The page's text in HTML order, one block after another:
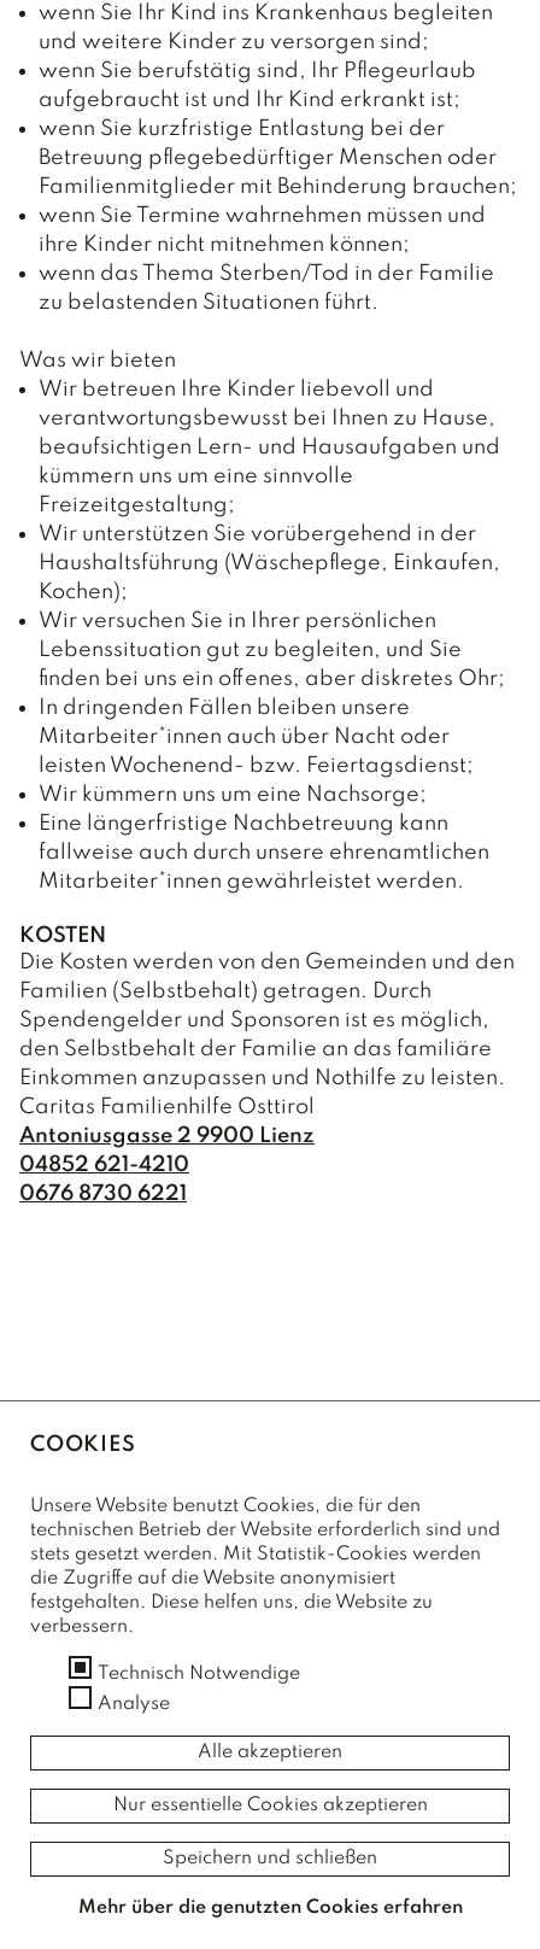
wenn Sie Ihr Kind ins Krankenhaus begleiten
und weitere Kinder zu versorgen sind;
wenn Sie berufstätig sind, Ihr Pflegeurlaub
aufgebraucht ist und Ihr Kind erkrankt ist;
wenn Sie kurzfristige Entlastung bei der
Betreuung pflegebedürftiger Menschen oder
Familienmitglieder mit Behinderung brauchen;
wenn Sie Termine wahrnehmen müssen und
ihre Kinder nicht mitnehmen können;
wenn das Thema Sterben/Tod in der Familie
zu belastenden Situationen führt.
Was wir bieten
Wir betreuen Ihre Kinder liebevoll und
verantwortungsbewusst bei Ihnen zu Hause,
beaufsichtigen Lern- und Hausaufgaben und
kümmern uns um eine sinnvolle
Freizeitgestaltung;
Wir unterstützen Sie vorübergehend in der
Haushaltsführung (Wäschepflege, Einkaufen,
Kochen);
Wir versuchen Sie in Ihrer persönlichen
Lebenssituation gut zu begleiten, und Sie
finden bei uns ein offenes, aber diskretes Ohr;
In dringenden Fällen bleiben unsere
Mitarbeiter*innen auch über Nacht oder
leisten Wochenend- bzw. Feiertagsdienst;
Wir kümmern uns um eine Nachsorge;
Eine längerfristige Nachbetreuung kann
fallweise auch durch unsere ehrenamtlichen
Mitarbeiter*innen gewährleistet werden.
KOSTEN
Die Kosten werden von den Gemeinden und den
Familien (Selbstbehalt) getragen. Durch
Spendengelder und Sponsoren ist es möglich,
den Selbstbehalt der Familie an das familiäre
Einkommen anzupassen und Nothilfe zu leisten.
Caritas Familienhilfe Osttirol
Antoniusgasse 2 9900 Lienz
04852 621-4210
0676 8730 6221
MARKTGEMEINDE
NUSSDORF-DEBANT
Marktstraße 4
COOKIES
Unsere Website benutzt Cookies, die für den
technischen Betrieb der Website erforderlich sind und
stets gesetzt werden. Mit Statistik-Cookies werden
die Zugriffe auf die Website anonymisiert
festgehalten. Diese helfen uns, die Website zu
verbessern.
Technisch Notwendige
Analyse
Alle akzeptieren
Nur essentielle Cookies akzeptieren
Speichern und schließen
Mehr über die genutzten Cookies erfahren